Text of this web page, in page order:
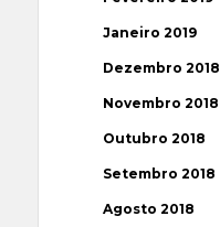
Janeiro 2019
Dezembro 2018
Novembro 2018
Outubro 2018
Setembro 2018
Agosto 2018